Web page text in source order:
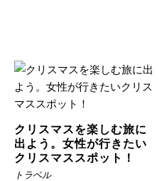
クリスマスを楽しむ旅に
出よう。女性が行きたい
クリスマススポット！
トラベル